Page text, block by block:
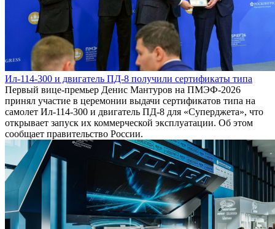
Ил-114-300 и двигатель ПД-8 получили сертификаты типа
Первый вице-премьер Денис Мантуров на ПМЭФ-2026
принял участие в церемонии выдачи сертификатов типа на
самолет Ил-114-300 и двигатель ПД-8 для «Суперджета», что
открывает запуск их коммерческой эксплуатации. Об этом
сообщает правительство России.